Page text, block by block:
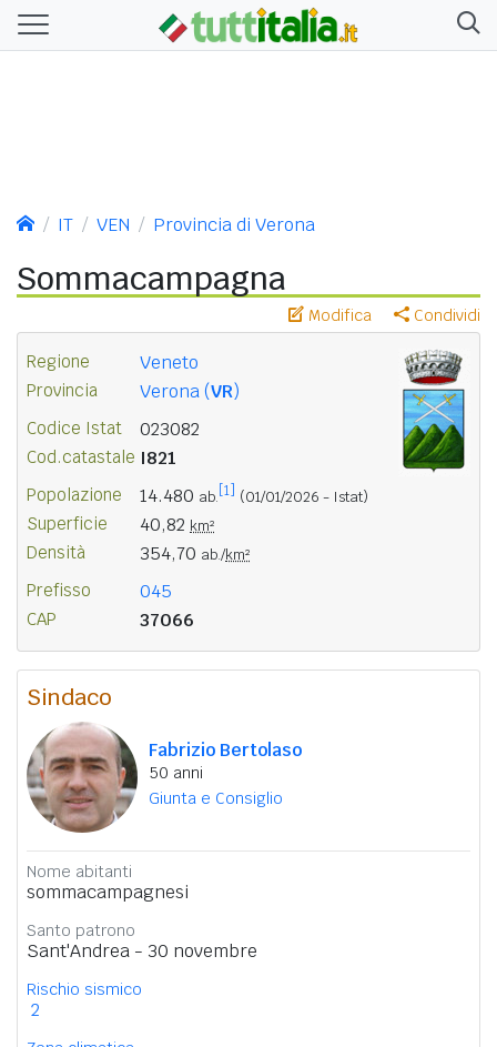
IT VEN Provincia di Verona
Sommacampagna
Modifica Condividi
Regione Veneto
Provincia Verona (VR)
Codice Istat 023082
Cod.catastale I821
Popolazione 14.480 ab. [1] (01/01/2026 - Istat)
Superficie 40,82 km²
Densità 354,70 ab./km²
Prefisso 045
CAP 37066
Sindaco
Fabrizio Bertolaso
50 anni
Giunta e Consiglio
Nome abitanti
sommacampagnesi
Santo patrono
Sant'Andrea - 30 novembre
Rischio sismico
2